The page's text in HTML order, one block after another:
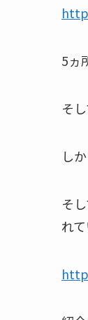
5ヵ
そ
し
そ
れ